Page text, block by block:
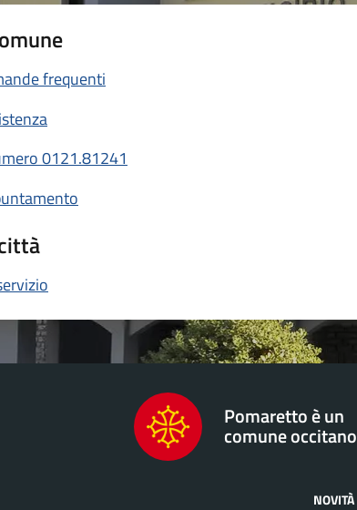
frequenti
0121.81241
Pomaretto è un
comune occitano
NOVITÀ